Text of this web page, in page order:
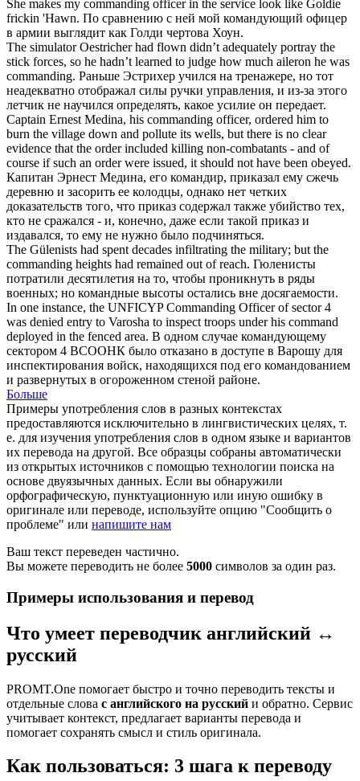
She makes my commanding officer in the service look like Goldie
frickin 'Hawn. По сравнению с ней мой командующий офицер
в армии выглядит как Голди чертова Хоун.
The simulator Oestricher had flown didn’t adequately portray the
stick forces, so he hadn’t learned to judge how much aileron he was
commanding. Раньше Эстрихер учился на тренажере, но тот
неадекватно отображал силы ручки управления, и из-за этого
летчик не научился определять, какое усилие он передает.
Captain Ernest Medina, his commanding officer, ordered him to
burn the village down and pollute its wells, but there is no clear
evidence that the order included killing non-combatants - and of
course if such an order were issued, it should not have been obeyed.
Капитан Эрнест Медина, его командир, приказал ему сжечь
деревню и засорить ее колодцы, однако нет четких
доказательств того, что приказ содержал также убийство тех,
кто не сражался - и, конечно, даже если такой приказ и
издавался, то ему не нужно было подчиняться.
The Gülenists had spent decades infiltrating the military; but the
commanding heights had remained out of reach. Гюленисты
потратили десятилетия на то, чтобы проникнуть в ряды
военных; но командные высоты остались вне досягаемости.
In one instance, the UNFICYPCommanding Officer of sector 4
was denied entry to Varosha to inspect troops under his command
deployed in the fenced area. В одном случае командующему
сектором 4 ВСООНК было отказано в доступе в Варошу для
инспектирования войск, находящихся под его командованием
и развернутых в огороженном стеной районе.
Больше
Примеры употребления слов в разных контекстах
предоставляются исключительно в лингвистических целях, т.
е. для изучения употребления слов в одном языке и вариантов
их перевода на другой. Все образцы собраны автоматически
из открытых источников с помощью технологии поиска на
основе двуязычных данных. Если вы обнаружили
орфографическую, пунктуационную или иную ошибку в
оригинале или переводе, используйте опцию "Сообщить о
проблеме" или напишите нам
Ваш текст переведен частично.
Вы можете переводить не более 5000 символов за один раз.
Примеры использования и перевод
Что умеет переводчик английский ↔
русский
PROMT.One помогает быстро и точно переводить тексты и
отдельные слова с английского на русский и обратно. Сервис
учитывает контекст, предлагает варианты перевода и
помогает сохранять смысл и стиль оригинала.
Как пользоваться: 3 шага к переводу